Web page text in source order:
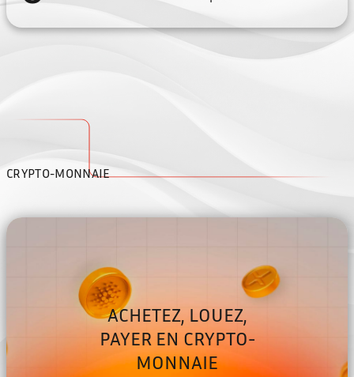
CRYPTO-MONNAIE
ACHETEZ, LOUEZ,
PAYER EN CRYPTO-
MONNAIE